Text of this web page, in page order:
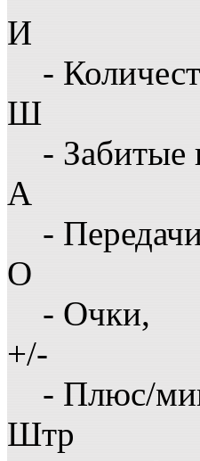
И
-
Ш
- Забитые
А
-
О
- Очки,
+/-
- Плюс/
Штр